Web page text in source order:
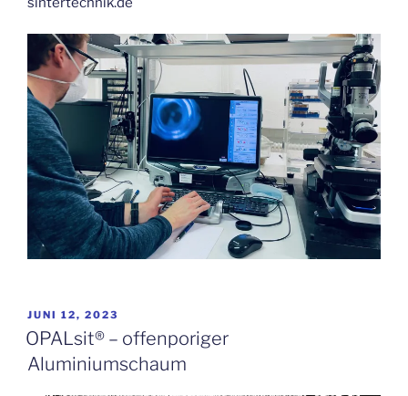
VERÖFFENTLICHT
AM
JUNI 12, 2023
OPALsit® – offenporiger
Aluminiumschaum